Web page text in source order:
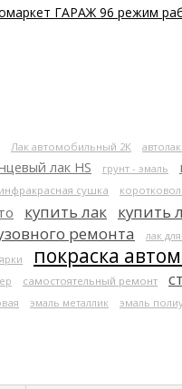
ГАРАЖ 96 режим
Лак автомобильный 2К
лак HS грунт - эмаль
инфракрасная сушка
купить лак купить
ремонта лак
покраска
самостоятельный ремонт
эмаль металлик эмаль